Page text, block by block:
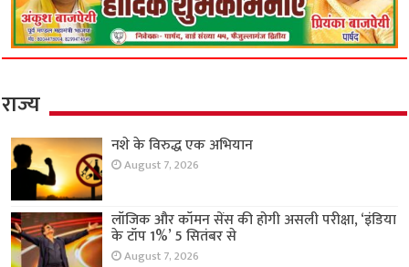
राज्य
नशे के विरुद्ध एक अभियान
August 7, 2026
लॉजिक और कॉमन सेंस की होगी असली परीक्षा, ‘इंडिया
के टॉप 1%’ 5 सितंबर से
August 7, 2026